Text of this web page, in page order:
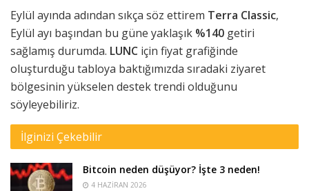
Eylül ayında adından sıkça söz ettirem Terra Classic,
Eylül ayı başından bu güne yaklaşık %140 getiri
sağlamış durumda. LUNC için fiyat grafiğinde
oluşturduğu tabloya baktığımızda sıradaki ziyaret
bölgesinin yükselen destek trendi olduğunu
söyleyebiliriz.
İlginizi Çekebilir
Bitcoin neden düşüyor? İşte 3 neden!
4 HAZIRAN 2026